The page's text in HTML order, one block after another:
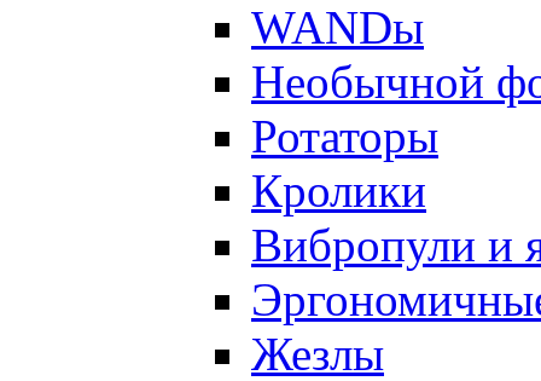
WANDы
Необычной
Ротаторы
Кролики
Вибропули и
Жезлы